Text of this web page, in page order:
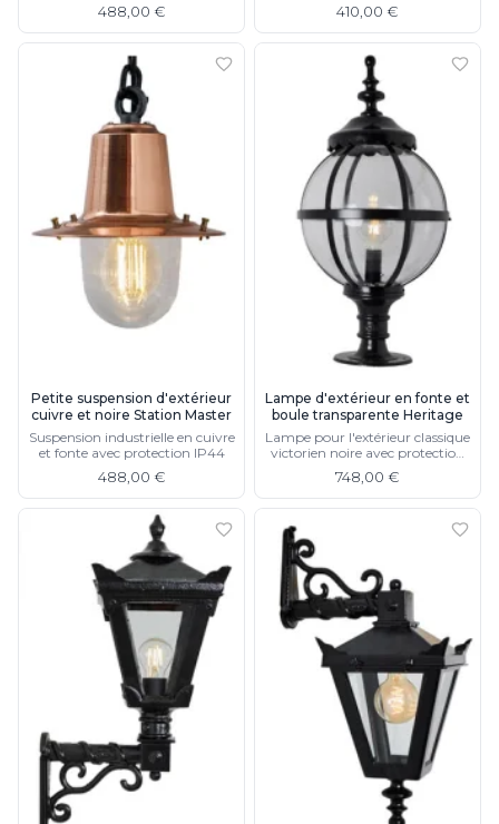
488,00 €
410,00 €
Petite suspension d'extérieur
cuivre et noire Station Master
Suspension industrielle en cuivre
et fonte avec protection IP44
488,00 €
Lampe d'extérieur en fonte et
boule transparente Heritage
Lampe pour l'extérieur classique
victorien noire avec protection
748,00 €